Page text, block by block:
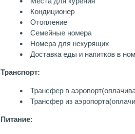
Кондиционер
Отопление
Семейные номера
Номера для некурящих
Доставка еды и напитков в
Транспорт:
Трансфер в аэропорт
Трансфер из аэропорта
Питание: